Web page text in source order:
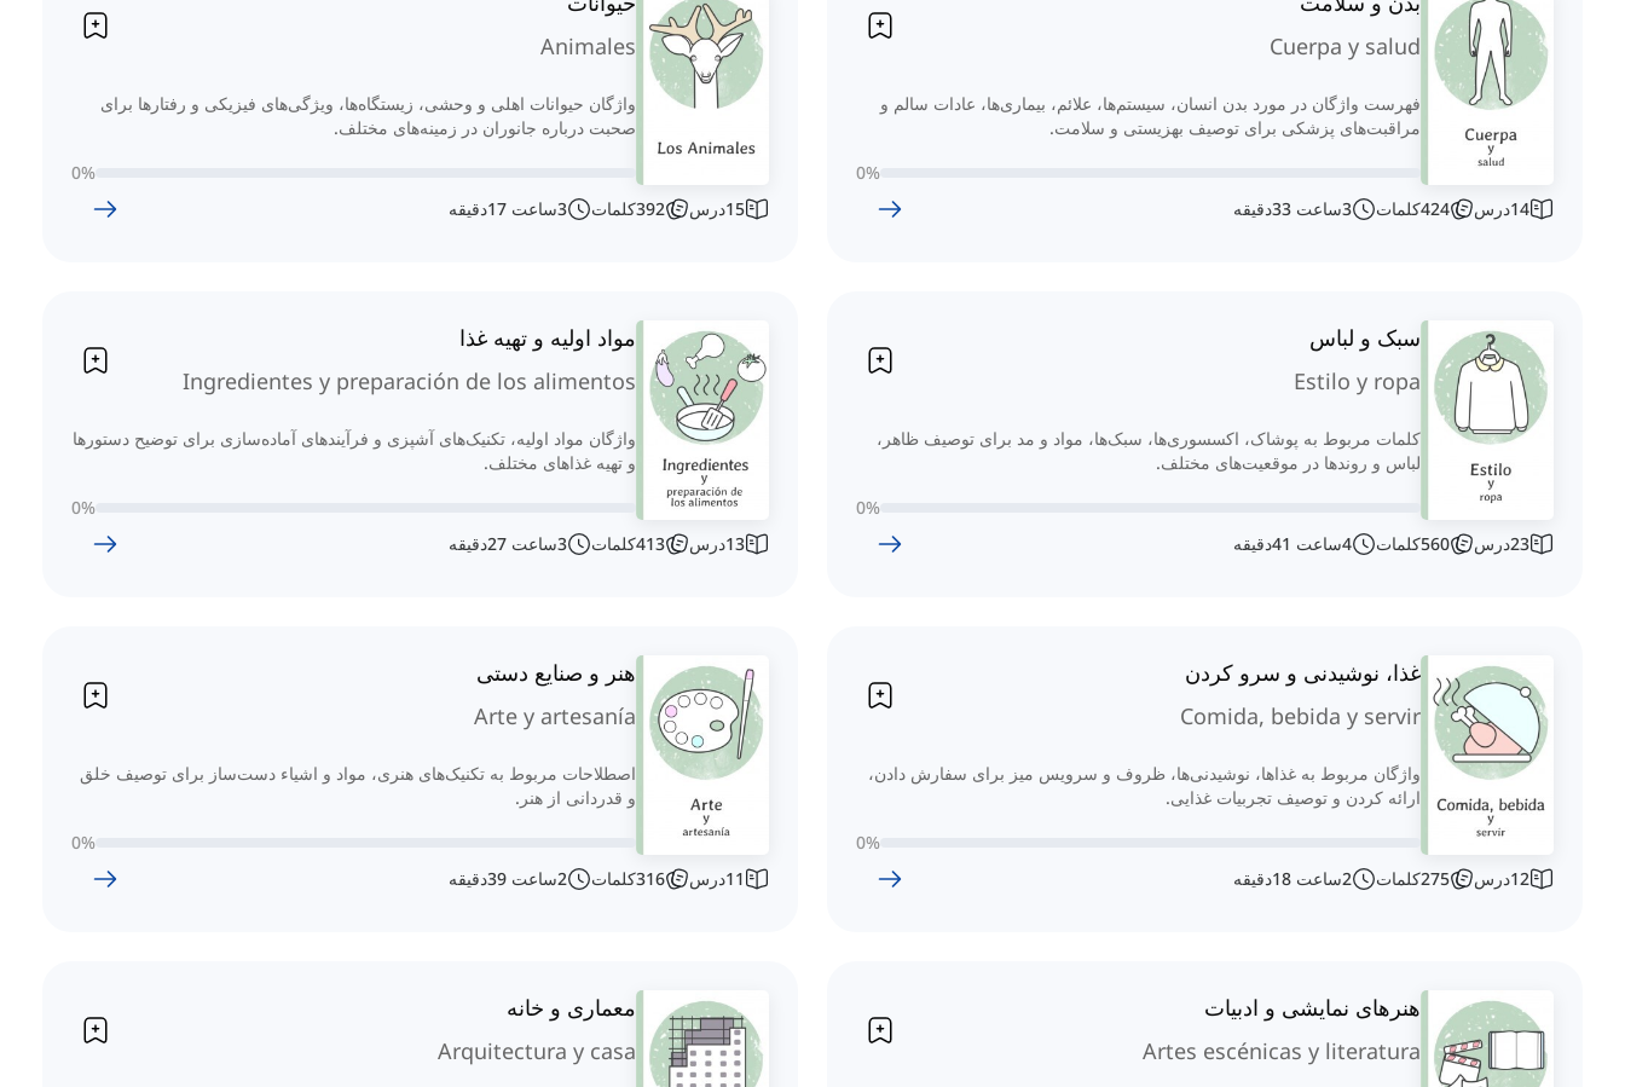
Cuerpa y salud
فهرست واژگان در مورد بدن انسان، سیستم‌ها، علائم، بیماری‌ها، عادات سالم و
مراقبت‌های پزشکی برای توصیف بهزیستی و سلامت.
0%
14درس 424کلمات 3ساعت 33دقیقه
Animales
واژگان حیوانات اهلی و وحشی، زیستگاه‌ها، ویژگی‌های فیزیکی و رفتارها برای
صحبت درباره جانوران در زمینه‌های مختلف.
0%
15درس 392کلمات 3ساعت 17دقیقه
سبک و لباس
Estilo y ropa
کلمات مربوط به پوشاک، اکسسوری‌ها، سبک‌ها، مواد و مد برای توصیف ظاهر،
لباس و روندها در موقعیت‌های مختلف.
0%
23درس 560کلمات 4ساعت 41دقیقه
مواد اولیه و تهیه غذا
Ingredientes y preparación de los alimentos
واژگان مواد اولیه، تکنیک‌های آشپزی و فرآیندهای آماده‌سازی برای توضیح دستورها
و تهیه غذاهای مختلف.
0%
13درس 413کلمات 3ساعت 27دقیقه
غذا، نوشیدنی و سرو کردن
Comida, bebida y servir
واژگان مربوط به غذاها، نوشیدنی‌ها، ظروف و سرویس میز برای سفارش دادن،
ارائه کردن و توصیف تجربیات غذایی.
0%
12درس 275کلمات 2ساعت 18دقیقه
هنر و صنایع دستی
Arte y artesanía
اصطلاحات مربوط به تکنیک‌های هنری، مواد و اشیاء دست‌ساز برای توصیف خلق
و قدردانی از هنر.
0%
11درس 316کلمات 2ساعت 39دقیقه
هنرهای نمایشی و ادبیات
Artes escénicas y literatura
معماری و خانه
Arquitectura y casa